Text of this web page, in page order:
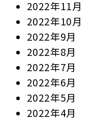
2022年11月
2022年10月
2022年9月
2022年8月
2022年7月
2022年6月
2022年5月
2022年4月